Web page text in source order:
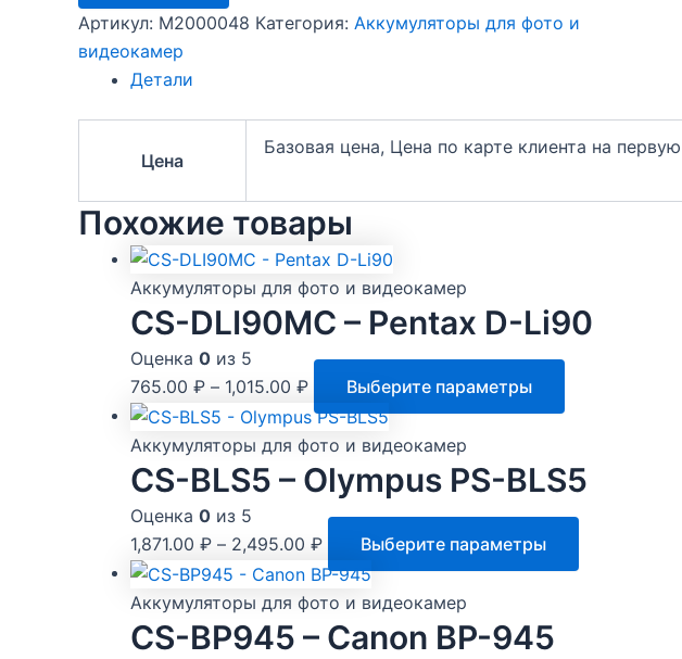
-
Kodak
KLIC-
7005
Li8/SLB-
S004/NP-
Артикул: M2000048 Категория: Аккумуляторы для фото и
видеокамер
Детали
Цена
Базовая цена, Цена по карте клиента на
Похожие товары
Аккумуляторы для фото и видеокамер
CS-DLI90MC – Pentax D-Li90
Оценка 0 из 5
765.00 ₽ – 1,015.00 ₽ Выберите параметры
товар
несколько
вариаций.
Опции
Аккумуляторы для фото и видеокамер
CS-BLS5 – Olympus PS-BLS5
Оценка 0 из 5
1,871.00 ₽ – 2,495.00 ₽ Выберите параметры
товар
Аккумуляторы для фото и видеокамер
CS-BP945 – Canon BP-945